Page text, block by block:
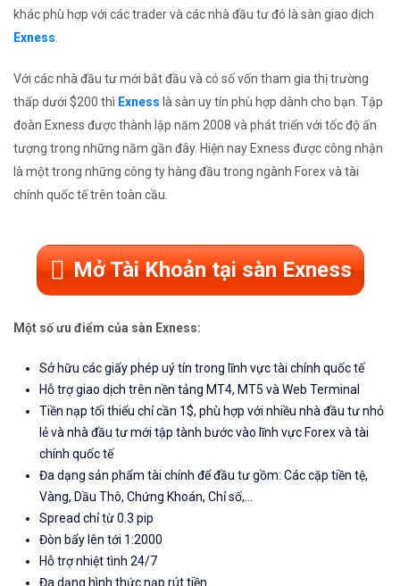
khác phù hợp với các trader và các nhà đầu tư đó là sàn giao dịch
Exness.
Với các nhà đầu tư mới bắt đầu và có số vốn tham gia thị trường
thấp dưới $200 thì Exness là sàn uy tín phù hợp dành cho bạn. Tập
đoàn Exness được thành lập năm 2008 và phát triển với tốc độ ấn
tượng trong những năm gần đây. Hiện nay Exness được công nhận
là một trong những công ty hàng đầu trong ngành Forex và tài
chính quốc tế trên toàn cầu.
Mở Tài Khoản tại sàn Exness
Một số ưu điểm của sàn Exness:
Sở hữu các giấy phép uý tín trong lĩnh vực tài chính quốc tế
Hỗ trợ giao dịch trên nền tảng MT4, MT5 và Web Terminal
Tiền nạp tối thiểu chỉ cần 1$, phù hợp với nhiều nhà đầu tư nhỏ
lẻ và nhà đầu tư mới tập tành bước vào lĩnh vực Forex và tài
chính quốc tế
Đa dạng sản phẩm tài chính để đầu tư gồm: Các cặp tiền tệ,
Vàng, Dầu Thô, Chứng Khoán, Chỉ số,...
Spread chỉ từ 0.3 pip
Đòn bẩy lên tới 1:2000
Hỗ trợ nhiệt tình 24/7
Đa dạng hình thức nạp rút tiền